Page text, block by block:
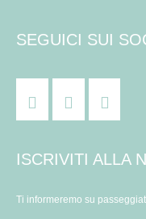
SEGUICI SUI
ISCRIVITI ALLA
Ti informeremo su